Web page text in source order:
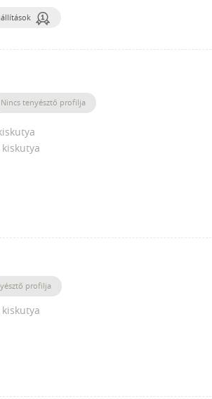
Nincs tenyésztő profilja
profilja